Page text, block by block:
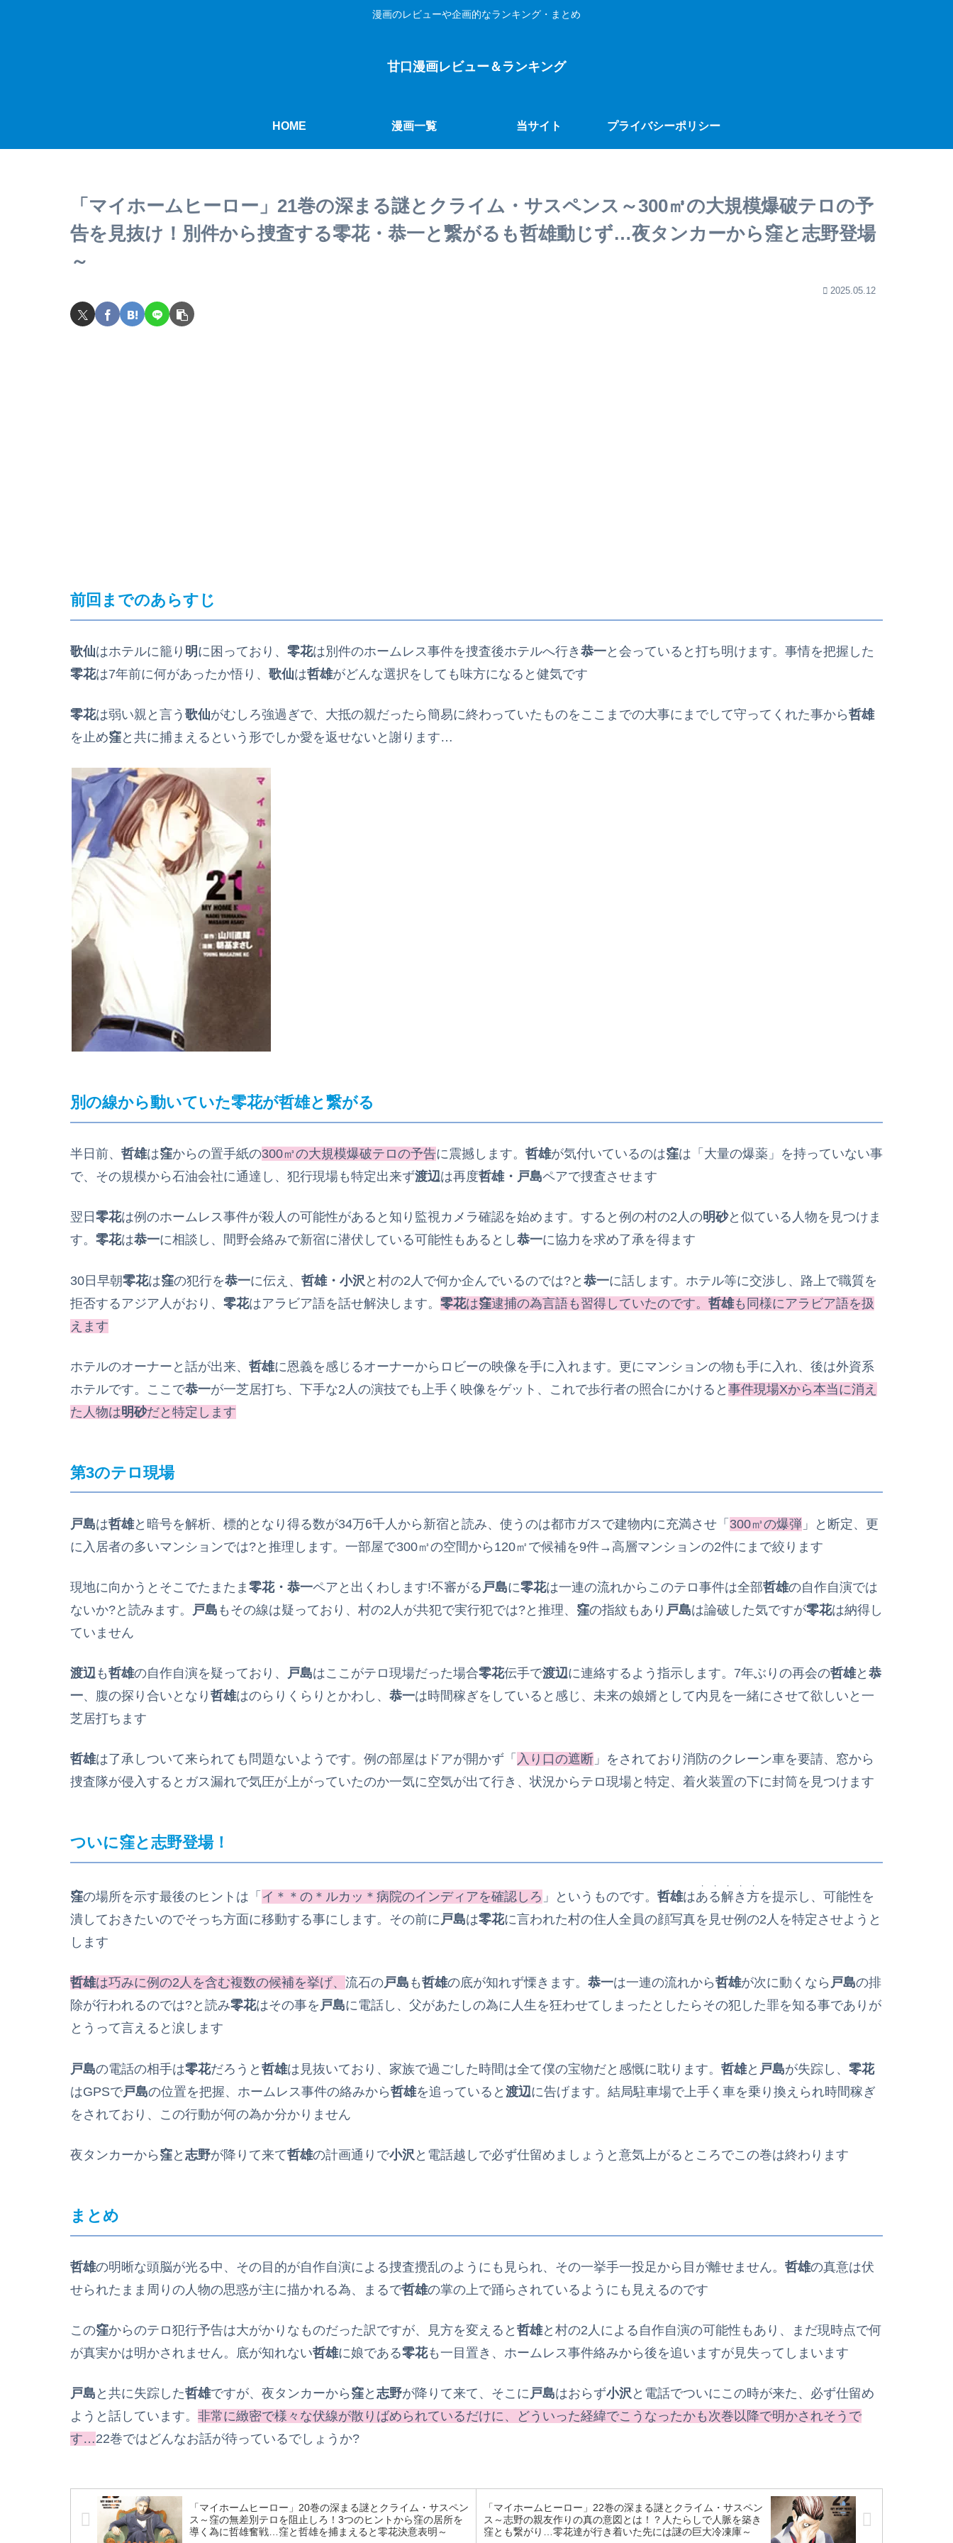
漫画のレビューや企画的なランキング・まとめ
甘口漫画レビュー＆ランキング
HOME 漫画一覧 当サイト プライバシーポリシー
「マイホームヒーロー」21巻の深まる謎とクライム・サスペンス～300㎥の大規模爆破テロの予
告を見抜け！別件から捜査する零花・恭一と繋がるも哲雄動じず…夜タンカーから窪と志野登場
～
2025.05.12
前回までのあらすじ
歌仙はホテルに籠り 明 に困っており、 零花は別件のホームレス事件を捜査後ホテルへ行き 恭一と会っていると打ち明けます。事情を把握した
零花は7年前に何があったか悟り、 歌仙は哲雄がどんな選択をしても味方になると健気です
零花は弱い親と言う 歌仙がむしろ強過ぎで、大抵の親だったら簡易に終わっていたものをここまでの大事にまでして守ってくれた事から哲雄
を止め窪と共に捕まえるという形でしか愛を返せないと謝ります…
別の線から動いていた零花が哲雄と繋がる
半日前、 哲雄は窪からの置手紙の300㎥の大規模爆破テロの予告に震撼します。 哲雄が気付いているのは窪は「大量の爆薬」を持っていない事
で、その規模から石油会社に通達し、犯行現場も特定出来ず渡辺は再度哲雄・戸島ペアで捜査させます
翌日 零花は例のホームレス事件が殺人の可能性があると知り監視カメラ確認を始めます。すると例の村の2人の明砂と似ている人物を見つけま
す。 零花は恭一に相談し、間野会絡みで新宿に潜伏している可能性もあるとし恭一に協力を求め了承を得ます
30日早朝零花は窪の犯行を恭一に伝え、 哲雄・小沢 と村の2人で何か企んでいるのでは?と 恭一に話します。ホテル等に交渉し、路上で職質を
拒否するアジア人がおり、 零花はアラビア語を話せ解決します。 零花は窪逮捕の為言語も習得していたのです。 哲雄も同様にアラビア語を扱
えます
ホテルのオーナーと話が出来、 哲雄に恩義を感じるオーナーからロビーの映像を手に入れます。更にマンションの物も手に入れ、後は外資系
ホテルです。ここで恭一が一芝居打ち、下手な2人の演技でも上手く映像をゲット、これで歩行者の照合にかけると 事件現場Xから本当に消え
た人物は明砂だと特定します
第3のテロ現場
戸島は哲雄と暗号を解析、標的となり得る数が34万6千人から新宿と読み、使うのは都市ガスで建物内に充満させ「 300㎥の爆弾 」と断定、更
に入居者の多いマンションでは?と推理します。一部屋で300㎥の空間から120㎡で候補を9件→高層マンションの2件にまで絞ります
現地に向かうとそこでたまたま 零花・恭一ペアと出くわします!不審がる 戸島に零花は一連の流れからこのテロ事件は全部哲雄の自作自演では
ないか?と読みます。
戸島 もその線は疑っており、村の2人が共犯で実行犯では?と推理、 窪の指紋もあり 戸島は論破した気ですが零花は納得し
ていません
渡辺も哲雄の自作自演を疑っており、 戸島はここがテロ現場だった場合零花伝手で渡辺に連絡するよう指示します。7年ぶりの再会の哲雄と 恭
一、腹の探り合いとなり 哲雄はのらりくらりとかわし、 恭一は時間稼ぎをしていると感じ、未来の娘婿として内見を一緒にさせて欲しいと一
芝居打ちます
哲雄は了承しついて来られても問題ないようです。例の部屋はドアが開かず「 入り口の遮断 」をされており消防のクレーン車を要請、窓から
捜査隊が侵入するとガス漏れで気圧が上がっていたのか一気に空気が出て行き、状況からテロ現場と特定、着火装置の下に封筒を見つけます
ついに窪と志野登場！
窪の場所を示す最後のヒントは「 イ＊＊の＊ルカッ＊病院のインディアを確認しろ 」というものです。 哲雄はある解き方
・・・・・
を提示し、可能性を
潰しておきたいのでそっち方面に移動する事にします。その前に戸島は零花に言われた村の住人全員の顔写真を見せ例の2人を特定させようと
します
哲雄は巧みに例の2人を含む複数の候補を挙げ、 流石の戸島 も哲雄の底が知れず慄きます。 恭一は一連の流れから哲雄が次に動くなら 戸島の排
除が行われるのでは?と読み零花はその事を 戸島に電話し、父があたしの為に人生を狂わせてしまったとしたらその犯した罪を知る事でありが
とうって言えると涙します
戸島の電話の相手は零花だろうと 哲雄は見抜いており、家族で過ごした時間は全て僕の宝物だと感慨に耽ります。 哲雄と 戸島が失踪し、 零花
はGPSで戸島の位置を把握、ホームレス事件の絡みから哲雄を追っていると 渡辺に告げます。結局駐車場で上手く車を乗り換えられ時間稼ぎ
をされており、この行動が何の為か分かりません
夜タンカーから 窪と 志野が降りて来て哲雄の計画通りで小沢 と電話越しで必ず仕留めましょうと意気上がるところでこの巻は終わります
まとめ
哲雄の明晰な頭脳が光る中、その目的が自作自演による捜査攪乱のようにも見られ、その一挙手一投足から目が離せません。 哲雄の真意は伏
せられたまま周りの人物の思惑が主に描かれる為、まるで哲雄の掌の上で踊らされているようにも見えるのです
この窪からのテロ犯行予告は大がかりなものだった訳ですが、見方を変えると 哲雄と村の2人による自作自演の可能性もあり、まだ現時点で何
が真実かは明かされません。底が知れない哲雄に娘である零花も一目置き、ホームレス事件絡みから後を追いますが見失ってしまいます
戸島 と共に失踪した哲雄ですが、夜タンカーから 窪と 志野が降りて来て、そこに戸島はおらず小沢 と電話でついにこの時が来た、必ず仕留め
ようと話しています。 非常に緻密で様々な伏線が散りばめられているだけに、どういった経緯でこうなったかも次巻以降で明かされそうで
す…22巻ではどんなお話が待っているでしょうか?
「マイホームヒーロー」20巻の深まる謎とクライム・サスペン
ス～窪の無差別テロを阻止しろ！3つのヒントから窪の居所を
導く為に哲雄奮戦…窪と哲雄を捕まえると零花決意表明～
「マイホームヒーロー」22巻の深まる謎とクライム・サスペン
ス～志野の親友作りの真の意図とは！？人たらしで人脈を築き
窪とも繋がり…零花達が行き着いた先には謎の巨大冷凍庫～